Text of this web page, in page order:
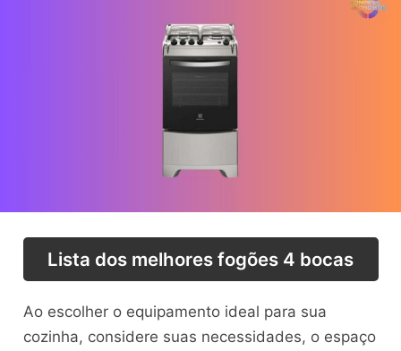
Lista dos melhores fogões 4 bocas
Ao escolher o equipamento ideal para sua
cozinha, considere suas necessidades, o espaço